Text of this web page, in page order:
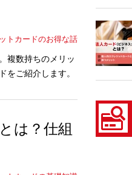
トカードのお得な話
複数持ちのメリッ
をご紹介します。
は？仕組